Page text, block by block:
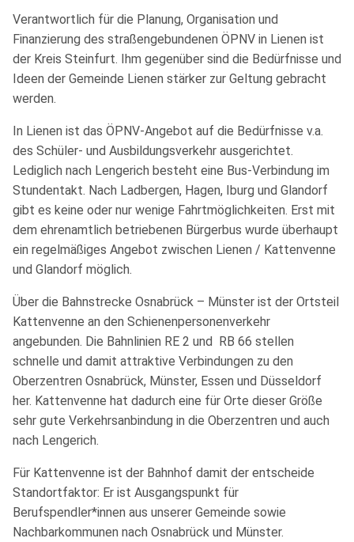
Verantwortlich für die Planung, Organisation und
Finanzierung des straßengebundenen ÖPNV in Lienen ist
der Kreis Steinfurt. Ihm gegenüber sind die Bedürfnisse und
Ideen der Gemeinde Lienen stärker zur Geltung gebracht
werden.
In Lienen ist das ÖPNV-Angebot auf die Bedürfnisse v.a.
des Schüler- und Ausbildungsverkehr ausgerichtet.
Lediglich nach Lengerich besteht eine Bus-Verbindung im
Stundentakt. Nach Ladbergen, Hagen, Iburg und Glandorf
gibt es keine oder nur wenige Fahrtmöglichkeiten. Erst mit
dem ehrenamtlich betriebenen Bürgerbus wurde überhaupt
ein regelmäßiges Angebot zwischen Lienen / Kattenvenne
und Glandorf möglich.
Über die Bahnstrecke Osnabrück – Münster ist der Ortsteil
Kattenvenne an den Schienenpersonenverkehr
angebunden. Die Bahnlinien RE 2 und RB 66 stellen
schnelle und damit attraktive Verbindungen zu den
Oberzentren Osnabrück, Münster, Essen und Düsseldorf
her. Kattenvenne hat dadurch eine für Orte dieser Größe
sehr gute Verkehrsanbindung in die Oberzentren und auch
nach Lengerich.
Für Kattenvenne ist der Bahnhof damit der entscheide
Standortfaktor: Er ist Ausgangspunkt für
Berufspendler*innen aus unserer Gemeinde sowie
Nachbarkommunen nach Osnabrück und Münster.